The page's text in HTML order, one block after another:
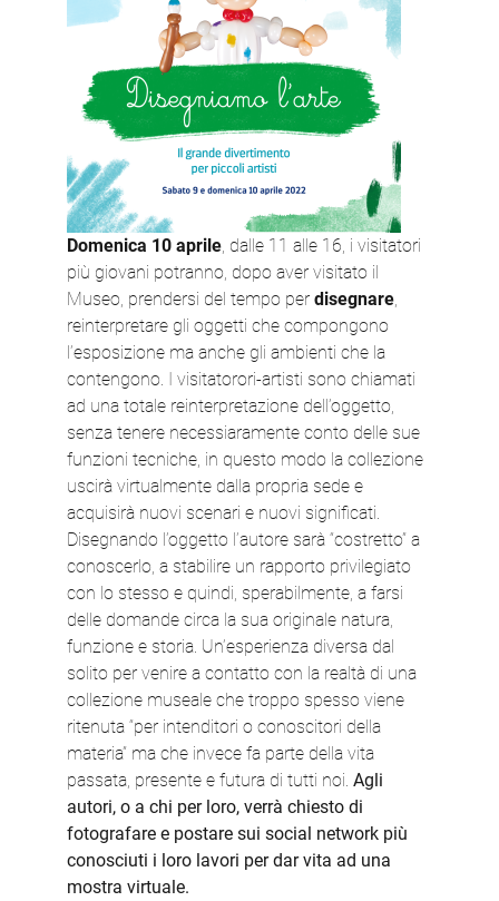
Domenica 10 aprile , dalle 11 alle 16, i visitatori
più giovani potranno, dopo aver visitato il
Museo, prendersi del tempo per disegnare
reinterpretare gli oggetti che compongono
l’esposizione ma anche gli ambienti che la
contengono. I visitatorori-artisti sono chiamati
ad una totale reinterpretazione dell’oggetto,
senza tenere necessiaramente conto delle sue
funzioni tecniche, in questo modo la collezione
uscirà virtualmente dalla propria sede e
acquisirà nuovi scenari e nuovi significati.
Disegnando l’oggetto l’autore sarà “costretto” a
conoscerlo, a stabilire un rapporto privilegiato
con lo stesso e quindi, sperabilmente, a farsi
delle domande circa la sua originale natura,
funzione e storia. Un’esperienza diversa dal
solito per venire a contatto con la realtà di una
collezione museale che troppo spesso viene
ritenuta “per intenditori o conoscitori della
materia” ma che invece fa parte della vita
passata, presente e futura di tutti noi. Agli
autori, o a chi per loro, verrà chiesto di
fotografare e postare sui social network più
conosciuti i loro lavori per dar vita ad una
mostra virtuale.